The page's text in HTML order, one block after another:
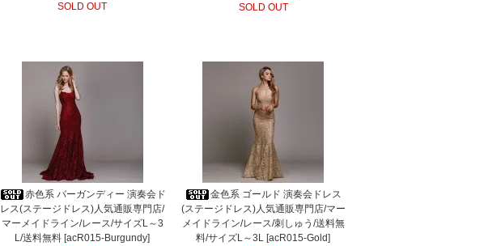
SOLD OUT
SOLD OUT
赤色系 バーガンディー 演奏会ド
レス(ステージドレス)人気通販専門店/
マーメイドライン/レース/サイズL～3
L/送料無料 [acR015-Burgundy]
金色系 ゴールド 演奏会ドレス
(ステージドレス)人気通販専門店/マー
メイドライン/レース/刺しゅう/送料無
料/サイズL～3L [acR015-Gold]